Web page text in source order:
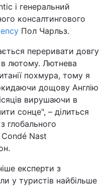
і генеральний
консалтингового
Пол Чарльз.
переривати довгу
лютому. Лютнева
похмура, тому я
дощову Англію
вирушаючи в
сонце", – ділиться
глобального
Condé Nast
експерти з
у туристів найбільше